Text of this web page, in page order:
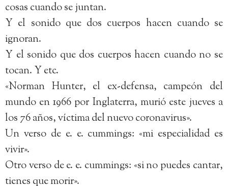
cosas cuando se juntan.
Y el sonido que dos cuerpos hacen cuando se
ignoran.
Y el sonido que dos cuerpos hacen cuando no se
tocan. Y etc.
«Norman Hunter, el ex-defensa, campeón del
mundo en 1966 por Inglaterra, murió este jueves a
los 76 años, víctima del nuevo coronavirus».
Un verso de e. e. cummings: «mi especialidad es
vivir».
Otro verso de e. e. cummings: «si no puedes cantar,
tienes que morir».